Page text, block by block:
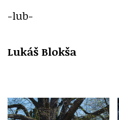
-lub-
Lukáš Blokša